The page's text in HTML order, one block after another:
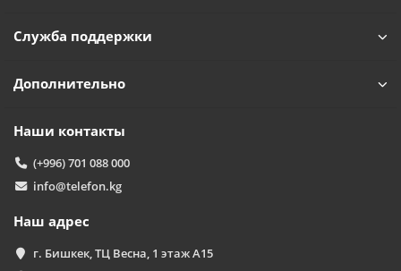
Служба поддержки
Дополнительно
Наши контакты
(+996) 701 088 000
info@telefon.kg
Наш адрес
г. Бишкек, ТЦ Весна, 1 этаж А15
Чем можем помочь?